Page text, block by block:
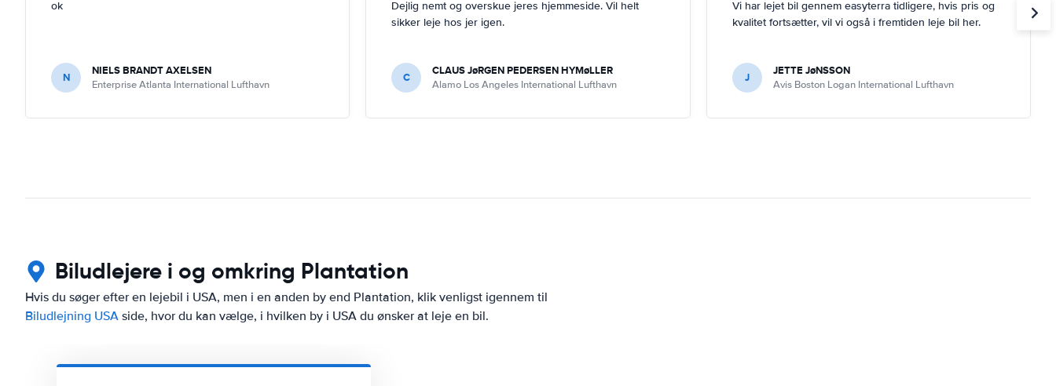
ok
N NIELS BRANDT AXELSEN
Enterprise Atlanta International Lufthavn
Dejlig nemt og overskue jeres hjemmeside. Vil helt
sikker leje hos jer igen.
C CLAUS JøRGEN PEDERSEN HYMøLLER
Alamo Los Angeles International Lufthavn
Vi har lejet bil gennem easyterra tidligere, hvis pris og
kvalitet fortsætter, vil vi også i fremtiden leje bil her.
J JETTE JøNSSON
Avis Boston Logan International Lufthavn
Biludlejere i og omkring Plantation
Hvis du søger efter en lejebil i USA, men i en anden by end Plantation, klik venligst igennem til
Biludlejning USA side, hvor du kan vælge, i hvilken by i USA du ønsker at leje en bil.